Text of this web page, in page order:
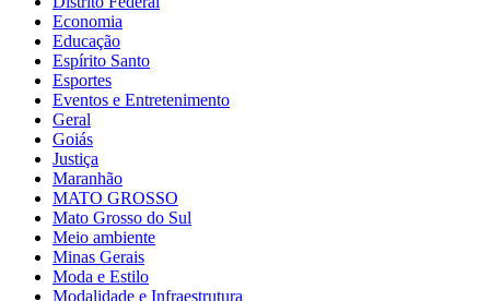
Economia
Educação
Espírito Santo
Esportes
Eventos e Entretenimento
Geral
Goiás
Justiça
Maranhão
MATO GROSSO
Mato Grosso do Sul
Meio ambiente
Minas Gerais
Moda e Estilo
Modalidade e Infraestrutura